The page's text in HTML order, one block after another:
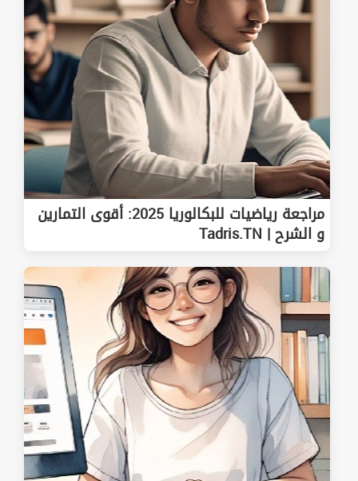
مراجعة رياضيات للبكالوريا 2025: أقوى التمارين
و الشرح | Tadris.TN